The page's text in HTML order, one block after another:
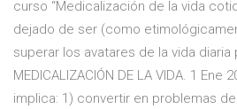
curso “Medicalización de la vida
dejado de ser (como
superar los avatares de la vida diaria
MEDICALIZACIÓN DE LA VIDA. 1 Ene
implica: 1) convertir en problemas